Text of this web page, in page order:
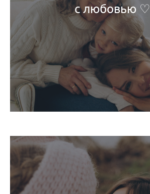
с любовью ♡